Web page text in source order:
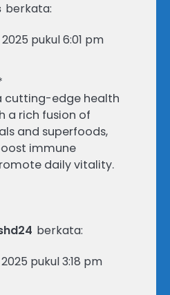
berkata:
pukul 6:01 pm
cutting-edge health
a rich fusion of
and superfoods,
immune
daily vitality.
berkata:
pukul 3:18 pm